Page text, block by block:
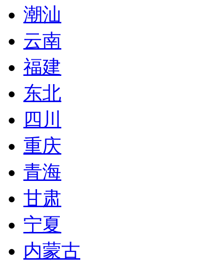
潮汕
云南
福建
东北
四川
重庆
青海
甘肃
宁夏
内蒙古